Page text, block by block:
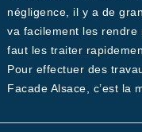
négligence, il y a de
va facilement les rendre
faut les traiter
Pour effectuer des
Facade Alsace, c’est la